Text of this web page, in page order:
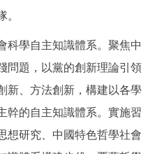
。
科學自主知識體系。聚焦中
問題，以黨的創新理論引領
新、方法創新，構建以各學
幹的自主知識體系。實施習
想研究、中國特色哲學社會